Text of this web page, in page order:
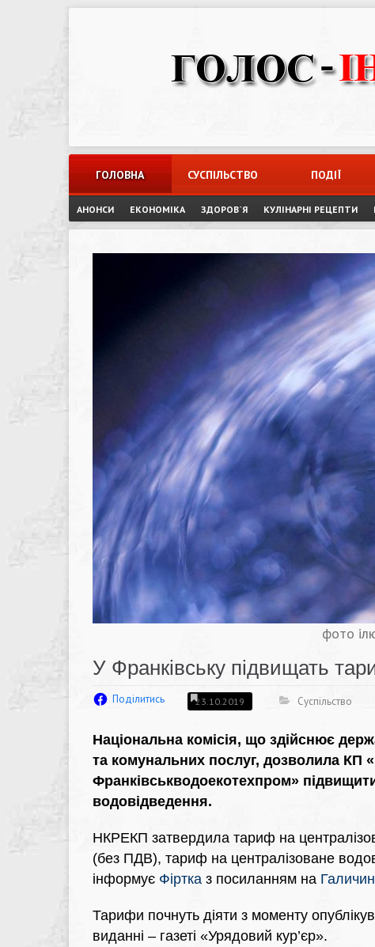
ГОЛОВНА СУСПІЛЬСТВО ПОДІЇ
АНОНСИ ЕКОНОМІКА ЗДОРОВ`Я КУЛІНАРНІ РЕЦЕПТИ
фото
У Франківську підвищать
Поділитись 23.10.2019 Суспільство
Національна комісія, що здійснює
та комунальних послуг, дозволила КП
Франківськводоекотехпром»
водовідведення.
НКРЕКП затвердила тариф на
(без ПДВ), тариф на централізоване
інформує Фіртка з посиланням на
Тарифи почнуть діяти з моменту
виданні – газеті «Урядовий кур’єр».